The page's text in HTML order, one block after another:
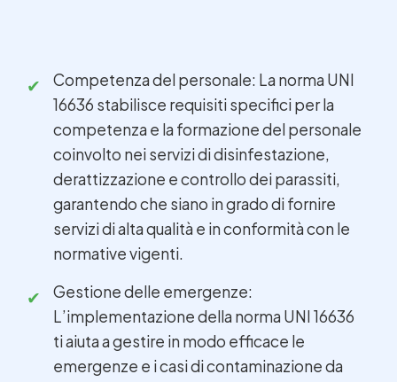
Competenza del personale: La norma UNI
16636 stabilisce requisiti specifici per la
competenza e la formazione del personale
coinvolto nei servizi di disinfestazione,
derattizzazione e controllo dei parassiti,
garantendo che siano in grado di fornire
servizi di alta qualità e in conformità con le
normative vigenti.
Gestione delle emergenze:
L’implementazione della norma UNI 16636
ti aiuta a gestire in modo efficace le
emergenze e i casi di contaminazione da